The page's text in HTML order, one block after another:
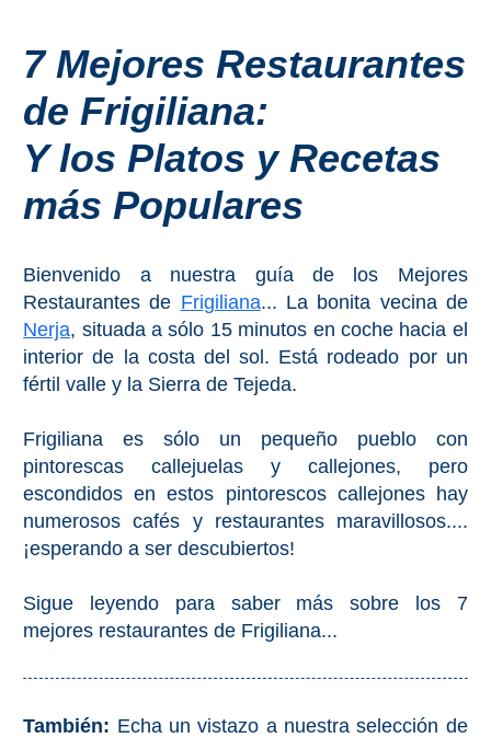
COSTA
DEL
➜
Nerja
Frigiliana
Maro
Estepona
Mijas
PROVINCES
Granada
Malaga
7 Mejores Restaurantes
de Frigiliana:
Y los Platos y Recetas
más Populares
Bienvenido a nuestra guía de los Mejores
Restaurantes de Frigiliana... La bonita vecina de
Nerja, situada a sólo 15 minutos en coche hacia el
interior de la costa del sol. Está rodeado por un
fértil valle y la Sierra de Tejeda.
Frigiliana es sólo un pequeño pueblo con
pintorescas callejuelas y callejones, pero
escondidos en estos pintorescos callejones hay
numerosos cafés y restaurantes maravillosos....
¡esperando a ser descubiertos!
Sigue leyendo para saber más sobre los 7
mejores restaurantes de Frigiliana...
También: Echa un vistazo a nuestra selección de